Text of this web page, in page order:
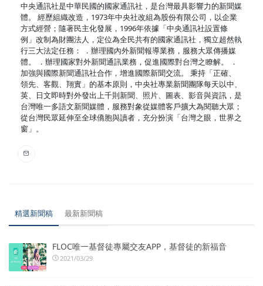
中央通訊社是中華民國的國家通訊社，是台灣最具影響力的新聞媒
體。 經歷組織改造，1973年中央社改組為股份有限公司，以企業
方式經營；隨著民主化發展，1996年依據「中央通訊社設置條
例」改制為財團法人，定位為全民共有的國家通訊社，獨立超然執
行三大法定任務： ．辦理國內外新聞報導業務，服務大眾傳播媒
體。 ．辦理國家對外新聞通訊業務，促進國際對台灣之瞭解。 ．
加強與國際新聞通訊社合作，增進國際新聞交流。 秉持「正確、
領先、客觀、翔實」的基本原則，中央社專業新聞團隊每天以中、
英、日文即時對外發出上千則新聞、照片、圖表、影音與資訊，是
台灣唯一多語文新聞媒體，服務對象從媒體客戶擴大為閱聽大眾；
從台灣民眾延伸至全球僑胞與讀者，充分扮演「台灣之眼，世界之
窗」。
精選新聞稿 最新新聞稿
FLOC唯一基督徒專屬交友APP，基督徒的新福音
2021/03/29